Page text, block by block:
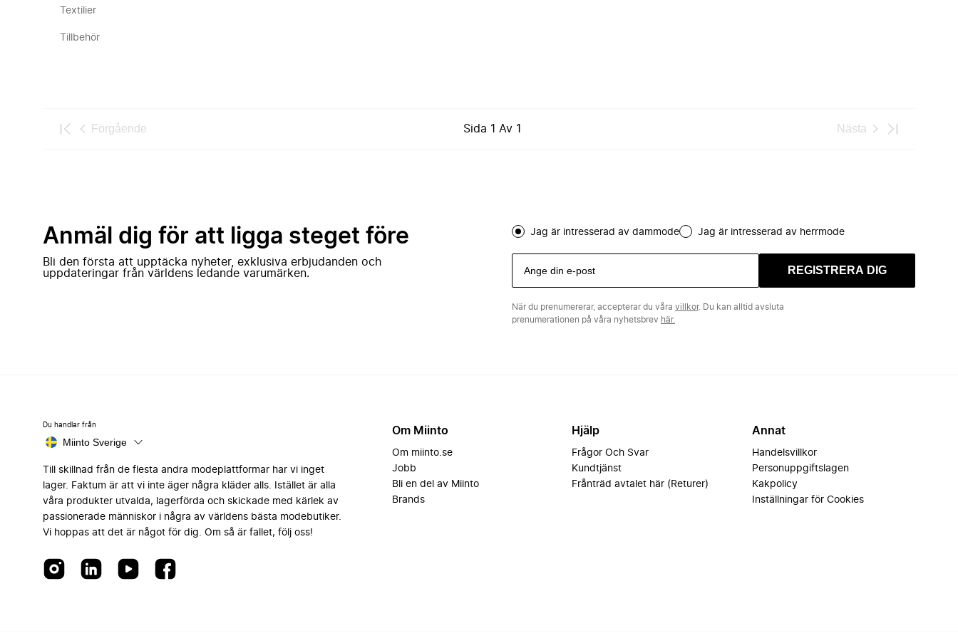
Textilier
Tillbehör
Förgående Sida 1 Av 1 Nästa
Anmäl dig för att ligga steget före
Bli den första att upptäcka nyheter, exklusiva erbjudanden och
uppdateringar från världens ledande varumärken.
Jag är intresserad av dammode Jag är intresserad av herrmode
REGISTRERA DIG
När du prenumererar, accepterar du våra villkor. Du kan alltid avsluta
prenumerationen på våra nyhetsbrev här.
Du handlar från
Miinto Sverige
Till skillnad från de flesta andra modeplattformar har vi inget
lager. Faktum är att vi inte äger några kläder alls. Istället är alla
våra produkter utvalda, lagerförda och skickade med kärlek av
passionerade människor i några av världens bästa modebutiker.
Vi hoppas att det är något för dig. Om så är fallet, följ oss!
Om Miinto
Om miinto.se
Jobb
Bli en del av Miinto
Brands
Hjälp
Frågor Och Svar
Kundtjänst
Frånträd avtalet här (Returer)
Annat
Handelsvillkor
Personuppgiftslagen
Kakpolicy
Inställningar för Cookies